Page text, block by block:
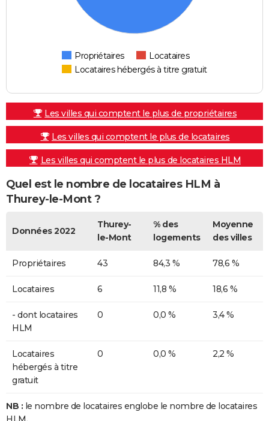
Propriétaires
Locataires
Locataires hébergés à titre gratuit
Les villes qui comptent le plus de propriétaires
Les villes qui comptent le plus de locataires
Les villes qui comptent le plus de locataires HLM
Quel est le nombre de locataires HLM à
Thurey-le-Mont ?
Données 2022
Thurey-
le-Mont
% des
logements
Moyenne
des villes
Propriétaires 43 84,3 % 78,6 %
Locataires 6 11,8 % 18,6 %
- dont locataires
HLM
0 0,0 % 3,4 %
Locataires
hébergés à titre
gratuit
0 0,0 % 2,2 %
NB : le nombre de locataires englobe le nombre de locataires